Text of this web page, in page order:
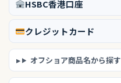
HSBC香港口座
クレジットカード
オフショア商品名から探す